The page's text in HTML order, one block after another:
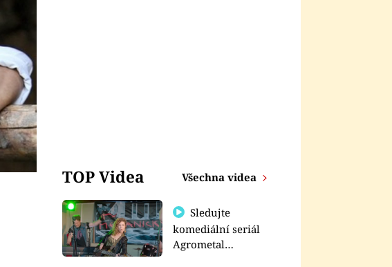
TOP Videa Všechna videa
Sledujte
komediální seriál
Agrometal